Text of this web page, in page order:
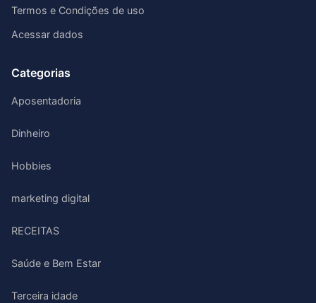
Termos e Condições de uso
Acessar dados
Categorias
Aposentadoria
Dinheiro
Hobbies
marketing digital
RECEITAS
Saúde e Bem Estar
Terceira idade